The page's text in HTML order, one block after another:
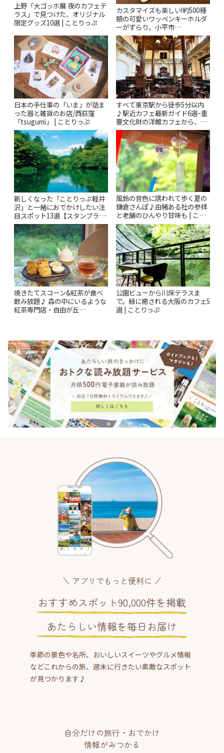
上野「大ゴッホ展 夜のカフェテ
ラス」で見つけた、オリジナル
限定グッズ10選 | ことりっぷ
カスタマイズも楽しい!約500種
類の可愛いワッペンキーホルダ
ーがずらり。小平市
「Kimamaya T&K」 | ことりっ
ぷ
日本の手仕事の「いま」が詰ま
った器と雑貨のお店/西荻窪
「tsugumi」 | ことりっぷ
すべて東京駅から徒歩5分以内
♪駅近カフェ最新ガイド6選~重
要文化財の洋館カフェから、改
札すぐのレトロ喫茶まで~ | こと
りっぷ
新しくなった「ことりっぷ軽井
沢」と一緒におでかけしたい注
目スポット13選【スタンプラリ
ー開催中】 | ことりっぷ
風鈴の音色に誘われて歩く夏の
鎌倉さんぽ♪由緒ある社の参拝
と老舗のひんやり甘味も | こと
りっぷ
焼きたてスコーン&紅茶が食べ
飲み放題♪ 森の中にいるような
紅茶専門店・自由が丘
公園ビューから川床テラスま
で。緑に癒される大阪のカフェ5
選 | ことりっぷ
アプリでもっと便利に
おすすめスポット90,000件を掲載
あたらしい情報を毎日お届け
季節の景色や名所、おいしいスイーツやグルメ情報
などこれからの旅、週末に行きたい素敵なスポット
が見つかります♪
自分だけの旅行・おでかけ
情報がみつかる